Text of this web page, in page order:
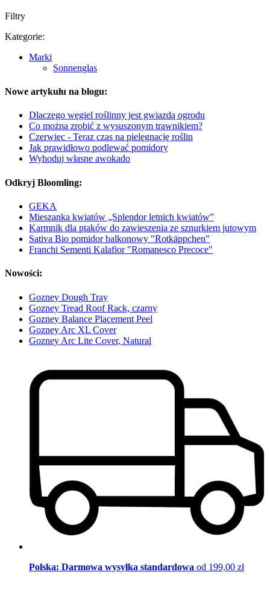
Filtry
Kategorie:
Marki
Sonnenglas
Nowe artykułu na blogu:
Dlaczego węgiel roślinny jest gwiazdą ogrodu
Co można zrobić z wysuszonym trawnikiem?
Czerwiec - Teraz czas na pielęgnację roślin
Jak prawidłowo podlewać pomidory
Wyhoduj własne awokado
Odkryj Bloomling:
GEKA
Mieszanka kwiatów „Splendor letnich kwiatów”
Karmnik dla ptaków do zawieszenia ze sznurkiem jutowym
Sativa Bio pomidor balkonowy "Rotkäppchen"
Franchi Sementi Kalafior "Romanesco Precoce"
Nowości:
Gozney Dough Tray
Gozney Tread Roof Rack, czarny
Gozney Balance Placement Peel
Gozney Arc XL Cover
Gozney Arc Lite Cover, Natural
Polska: Darmowa wysyłka standardowa od 199,00 zł